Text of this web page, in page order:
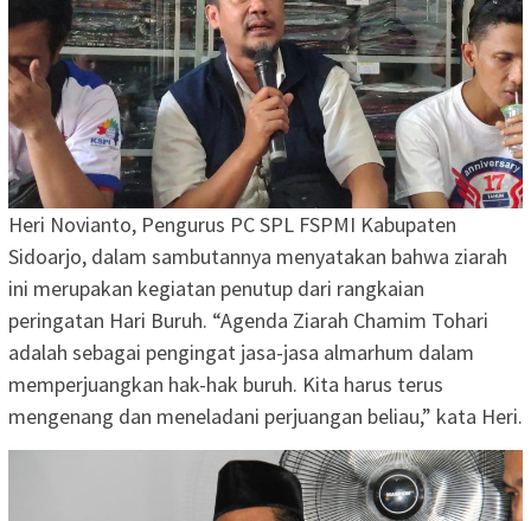
Heri Novianto, Pengurus PC SPL FSPMI Kabupaten
Sidoarjo, dalam sambutannya menyatakan bahwa ziarah
ini merupakan kegiatan penutup dari rangkaian
peringatan Hari Buruh. “Agenda Ziarah Chamim Tohari
adalah sebagai pengingat jasa-jasa almarhum dalam
memperjuangkan hak-hak buruh. Kita harus terus
mengenang dan meneladani perjuangan beliau,” kata Heri.